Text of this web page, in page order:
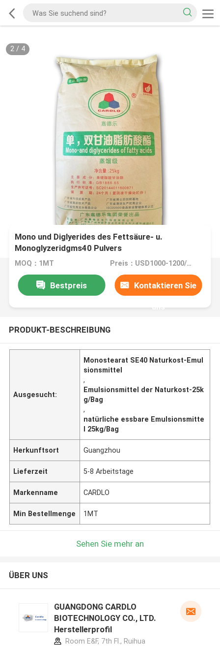
2/ 4
Mono und Diglyerides des Fettsäure- u.
Monoglyzeridgms40 Pulvers
MOQ：1MT Preis：USD1000-1200/MT
Bestpreis Kontaktieren Sie
uns
PRODUKT-BESCHREIBUNG
Ausgesucht:
Monostearat SE40 Naturkost-Emul
sionsmittel
,
Emulsionsmittel der Naturkost-25k
g/Bag
,
natürliche essbare Emulsionsmitte
l 25kg/Bag
Herkunftsort Guangzhou
Lieferzeit 5-8 Arbeitstage
Markenname CARDLO
Min Bestellmenge 1MT
Sehen Sie mehr an
ÜBER UNS
GUANGDONG CARDLO
BIOTECHNOLOGY CO., LTD.
Herstellerprofil
Room E&F, 7th Fl., Ruihua